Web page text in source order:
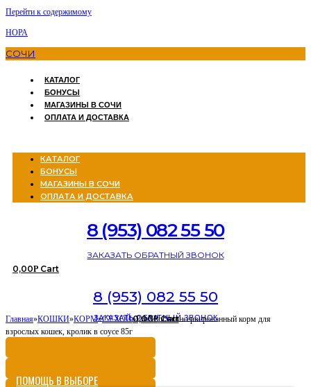
Перейти к содержимому
НОРА
СОЧИ
КАТАЛОГ
БОНУСЫ
МАГАЗИНЫ В СОЧИ
ОПЛАТА И ДОСТАВКА
КАТАЛОГ
БОНУСЫ
МАГАЗИНЫ В СОЧИ
ОПЛАТА И ДОСТАВКА
8 (953) 082 55 50
ЗАКАЗАТЬ ОБРАТНЫЙ ЗВОНОК
0,00Р Cart
8 (953) 082 55 50
ЗАКАЗАТЬ ОБРАТНЫЙ ЗВОНОК
0,00Р Cart
Главная»КОШКИ»КОРМ»СУХОЙ»ProХвост консервированный корм для
взрослых кошек, кролик в соусе 85г
ПОМОЩЬ В ВЫБОРЕ